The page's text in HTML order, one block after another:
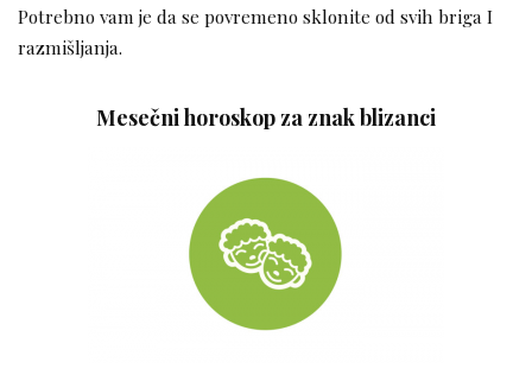
Potrebno vam je da se povremeno sklonite od svih briga I
razmišljanja.
Mesečni horoskop za znak blizanci